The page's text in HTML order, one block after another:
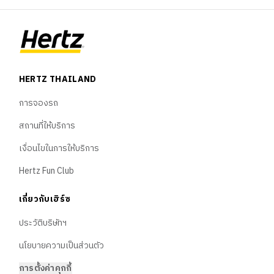
ยานพาหนะ
พันธมิตร
Blog
ภาษา
🇹🇭 ไทย
🇬🇧English
🇨🇳中文
HERTZ THAILAND
การจองรถ
สถานที่ให้บริการ
เงื่อนไขในการให้บริการ
Hertz Fun Club
เกี่ยวกับเฮิร์ซ
ประวัติบริษัทฯ
นโยบายความเป็นส่วนตัว
การตั้งค่าคุกกี้